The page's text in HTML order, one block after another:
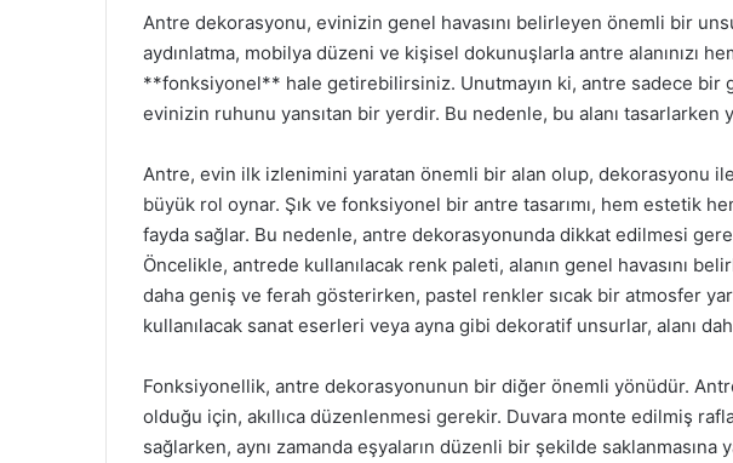
Antre dekorasyonu, evinizin genel havasını belirleyen önemli bir
aydınlatma, mobilya düzeni ve kişisel dokunuşlarla antre alanınızı
**fonksiyonel** hale getirebilirsiniz. Unutmayın ki, antre sadece bir
evinizin ruhunu yansıtan bir yerdir. Bu nedenle, bu alanı tasarlarken
Antre, evin ilk izlenimini yaratan önemli bir alan olup, dekorasyonu
büyük rol oynar. Şık ve fonksiyonel bir antre tasarımı, hem estetik
fayda sağlar. Bu nedenle, antre dekorasyonunda dikkat edilmesi
Öncelikle, antrede kullanılacak renk paleti, alanın genel havasını
daha geniş ve ferah gösterirken, pastel renkler sıcak bir atmosfer
kullanılacak sanat eserleri veya ayna gibi dekoratif unsurlar, alanı
Fonksiyonellik, antre dekorasyonunun bir diğer önemli yönüdür.
olduğu için, akıllıca düzenlenmesi gerekir. Duvara monte edilmiş
sağlarken, aynı zamanda eşyaların düzenli bir şekilde saklanmasına